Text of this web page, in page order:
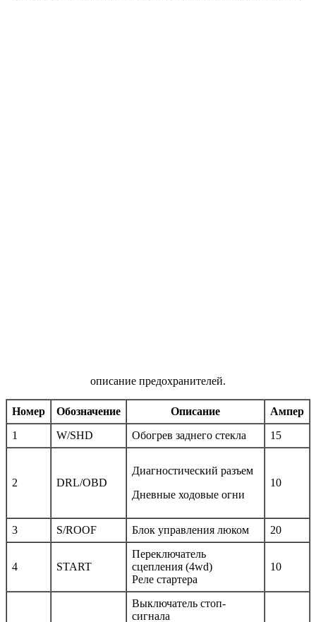
описание предохранителей.
Номер Обозначение Описание
Ампер
1
W/SHD Обогрев заднего стекла 15
2 DRL/OBD
Диагностический разъем
Дневные ходовые огни
10
3 S/ROOF Блок управления люком 20
4 START
Переключатель
сцепления (4wd)
Реле стартера
10
Выключатель стоп-
сигнала